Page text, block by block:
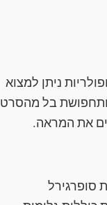
ניתן למצוא
בל מהסרט
את המראה.
סופרגירל